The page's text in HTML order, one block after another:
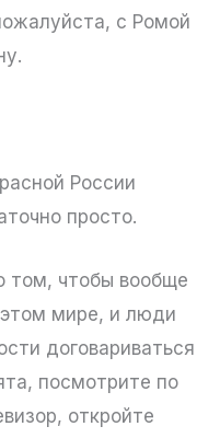
с Ромой
России
просто.
том, чтобы вообще
этом мире, и люди
договариваться
посмотрите по
откройте